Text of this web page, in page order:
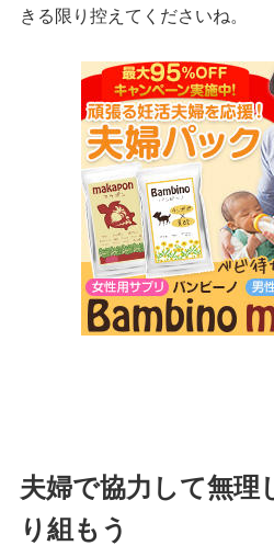
きる限り控えてくださいね。
夫婦で協力して無理
り組もう